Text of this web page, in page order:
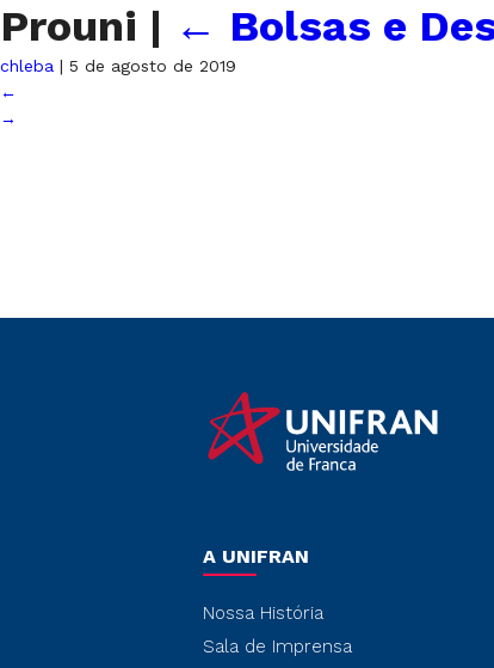
Prouni | ← Bolsas e
chleba | 5 de agosto de 2019
←
→
A UNIFRAN
Nossa História
Sala de Imprensa